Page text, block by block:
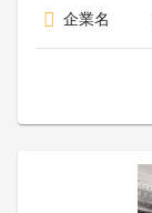
企業名